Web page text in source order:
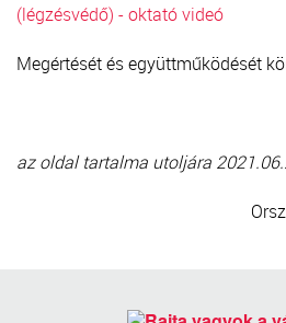
(légzésvédő) - oktató videó
Megértését és együttműködését
az oldal tartalma utoljára